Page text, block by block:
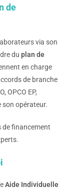
de
via son
du plan de
en charge
de branche
OPCO EP,
son opérateur.
de financement
Aide Individuelle